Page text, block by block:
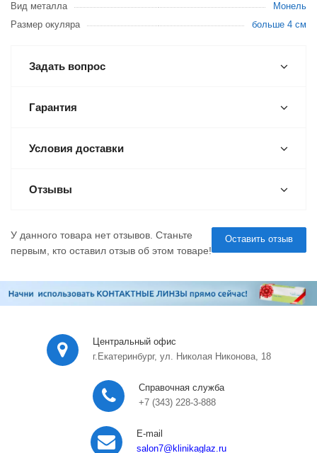
Вид металла
Монель
Размер окуляра
больше 4 см
Задать вопрос
Гарантия
Условия доставки
Отзывы
Оставить отзыв
У данного товара нет отзывов. Станьте
первым, кто оставил отзыв об этом товаре!
Центральный офис
г.Екатеринбург, ул. Николая Никонова, 18
Справочная служба
+7 (343) 228-3-888
E-mail
salon7@klinikaglaz.ru